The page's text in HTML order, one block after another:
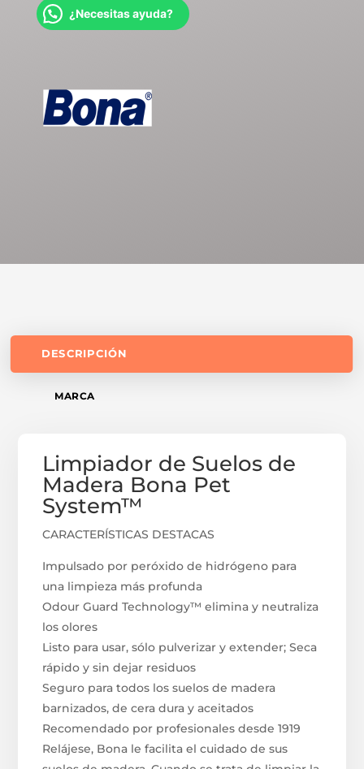
¿Necesitas ayuda?
DESCRIPCIÓN
MARCA
Limpiador de Suelos de
Madera Bona Pet
System™
CARACTERÍSTICAS DESTACAS
Impulsado por peróxido de hidrógeno para
una limpieza más profunda
Odour Guard Technology™ elimina y neutraliza
los olores
Listo para usar, sólo pulverizar y extender; Seca
rápido y sin dejar residuos
Seguro para todos los suelos de madera
barnizados, de cera dura y aceitados
Recomendado por profesionales desde 1919
Relájese, Bona le facilita el cuidado de sus